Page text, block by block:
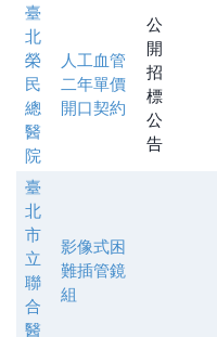
臺
北
榮
民
總
醫
院
人工血管
二年單價
開口契約
公
開
招
標
公
告
臺
北
市
立
聯
合
醫
影像式困
難插管鏡
組